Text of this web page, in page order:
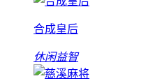
合成皇后
休闲益智